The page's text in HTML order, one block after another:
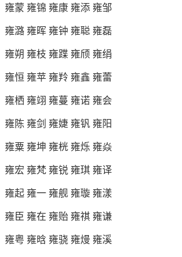
雍蒙 雍锦 雍康 雍添 雍邹
雍潞 雍晖 雍钟 雍聪 雍磊
雍朔 雍枝 雍蹀 雍颀 雍绢
雍恒 雍苹 雍羚 雍鑫 雍蕾
雍栖 雍翊 雍蔓 雍诺 雍会
雍陈 雍剑 雍婕 雍钒 雍阳
雍粟 雍坤 雍桄 雍烁 雍焱
雍宏 雍梵 雍锐 雍琪 雍译
雍起 雍一 雍舰 雍璇 雍漾
雍臣 雍在 雍贻 雍祺 雍谦
雍粤 雍晗 雍骁 雍熳 雍溪